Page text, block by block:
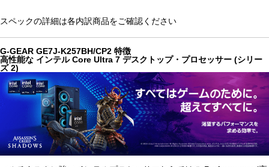
スペックの詳細は各内訳商品をご確認ください
G-GEAR GE7J-K257BH/CP2 特徴
高性能な インテル Core Ultra 7 デスクトップ・プロセッサー (シリー
ズ 2)